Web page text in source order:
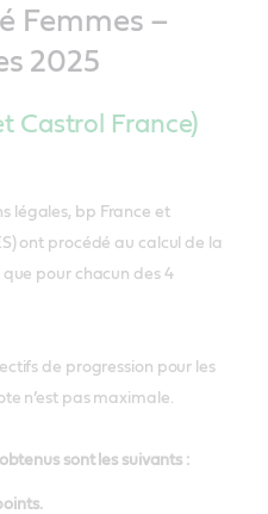
Femmes –
2025
Castrol France)
légales, bp France et
ont procédé au calcul de la
pour chacun des 4
de progression pour les
n’est pas maximale.
sont les suivants :